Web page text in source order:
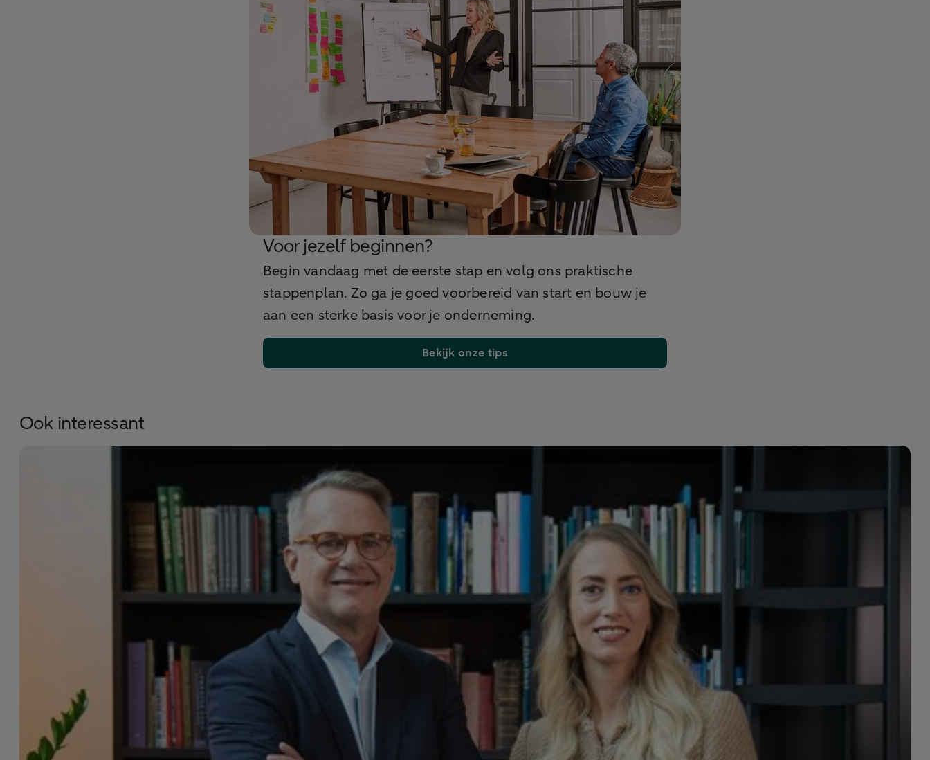
Voor jezelf beginnen?
Begin vandaag met de eerste stap en volg ons praktische
stappenplan. Zo ga je goed voorbereid van start en bouw je
aan een sterke basis voor je onderneming.
Bekijk onze tips
Ook interessant